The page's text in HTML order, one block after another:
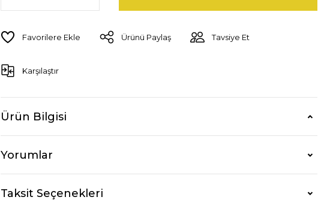
Ürünü Paylaş Tavsiye Et
Karşılaştır
Ürün Bilgisi
Yorumlar
Taksit Seçenekleri